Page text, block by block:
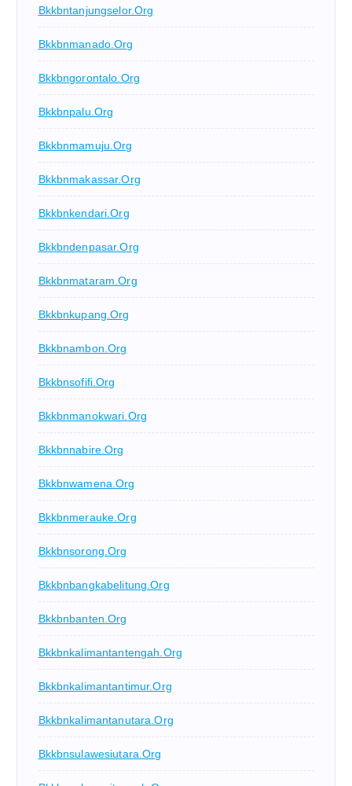
Bkkbntanjungselor.org
Bkkbnmanado.org
Bkkbngorontalo.org
Bkkbnpalu.org
Bkkbnmamuju.org
Bkkbnmakassar.org
Bkkbnkendari.org
Bkkbndenpasar.org
Bkkbnmataram.org
Bkkbnkupang.org
Bkkbnambon.org
Bkkbnsofifi.org
Bkkbnmanokwari.org
Bkkbnnabire.org
Bkkbnwamena.org
Bkkbnmerauke.org
Bkkbnsorong.org
Bkkbnbangkabelitung.org
Bkkbnbanten.org
Bkkbnkalimantantengah.org
Bkkbnkalimantantimur.org
Bkkbnkalimantanutara.org
Bkkbnsulawesiutara.org